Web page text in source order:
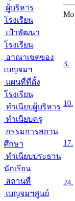
ผู้บริหาร
โรงเรียน
เป้าพัฒนา
โรงเรียน
อาณาเขตของ
เบญจมฯ
แผนที่ที่ตั้ง
โรงเรียน
ทำเนียบผู้บริหาร
ทำเนียบครู
กรรมการสถาน
ศึกษา
ทำเนียบประธาน
นักเรียน
สถานที่
เบญจมฯศูนย์
Mo
3.
10.
17.
24.